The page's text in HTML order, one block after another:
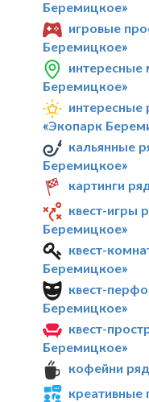
Беремицкое»
игровые
Беремицкое»
интересные
Беремицкое»
интересные
«Экопарк
кальянные
Беремицкое»
картинги
квест-игры
Беремицкое»
квест-
Беремицкое»
квест-
Беремицкое»
квест-
Беремицкое»
кофейни
креативные